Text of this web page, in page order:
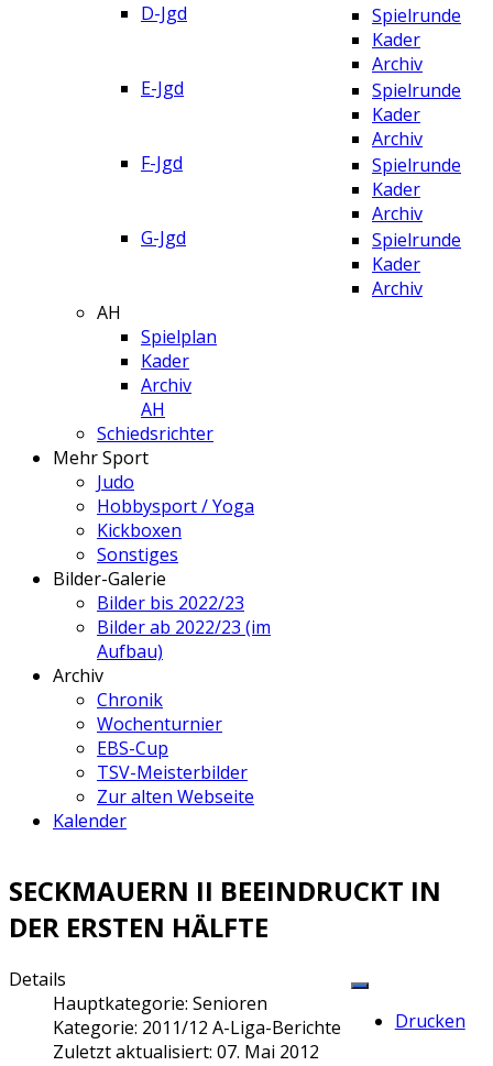
D-Jgd
Spielrunde
Kader
Archiv
E-Jgd
Spielrunde
Kader
Archiv
F-Jgd
Spielrunde
Kader
Archiv
G-Jgd
Spielrunde
Kader
Archiv
AH
Spielplan
Kader
Archiv
AH
Schiedsrichter
Mehr Sport
Judo
Hobbysport / Yoga
Kickboxen
Sonstiges
Bilder-Galerie
Bilder bis 2022/23
Bilder ab 2022/23 (im
Aufbau)
Archiv
Chronik
Wochenturnier
EBS-Cup
TSV-Meisterbilder
Zur alten Webseite
Kalender
SECKMAUERN II BEEINDRUCKT IN
DER ERSTEN HÄLFTE
Drucken
Details
Hauptkategorie: Senioren
Kategorie: 2011/12 A-Liga-Berichte
Zuletzt aktualisiert: 07. Mai 2012